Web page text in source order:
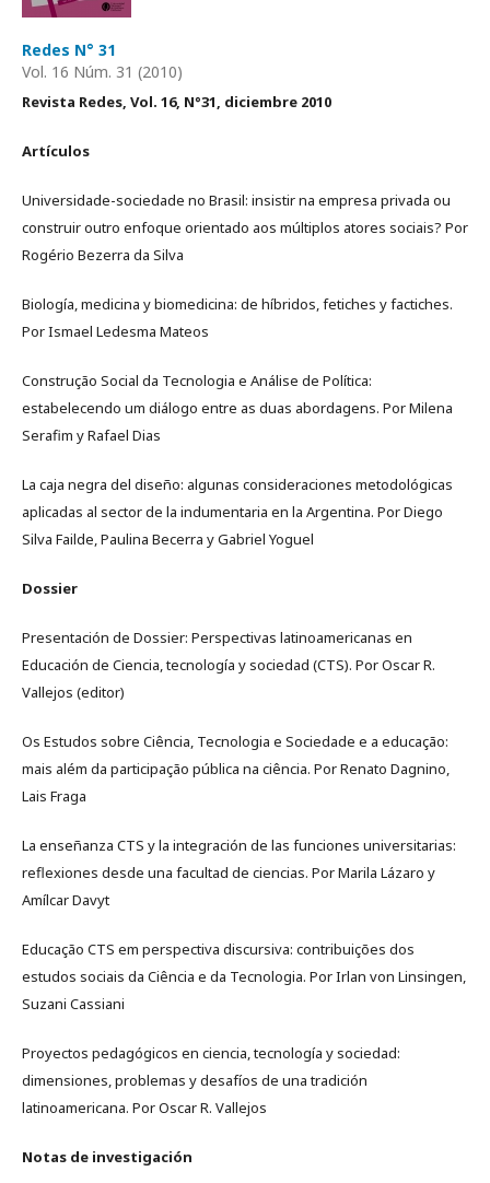
Redes N° 31
Vol. 16 Núm. 31 (2010)
Revista Redes, Vol. 16, N°31, diciembre 2010
Artículos
Universidade-sociedade no Brasil: insistir na empresa privada ou
construir outro enfoque orientado aos múltiplos atores sociais? Por
Rogério Bezerra da Silva
Biología, medicina y biomedicina: de híbridos, fetiches y factiches.
Por Ismael Ledesma Mateos
Construção Social da Tecnologia e Análise de Política:
estabelecendo um diálogo entre as duas abordagens. Por Milena
Serafim y Rafael Dias
La caja negra del diseño: algunas consideraciones metodológicas
aplicadas al sector de la indumentaria en la Argentina. Por Diego
Silva Failde, Paulina Becerra y Gabriel Yoguel
Dossier
Presentación de Dossier: Perspectivas latinoamericanas en
Educación de Ciencia, tecnología y sociedad (CTS). Por Oscar R.
Vallejos (editor)
Os Estudos sobre Ciência, Tecnologia e Sociedade e a educação:
mais além da participação pública na ciência. Por Renato Dagnino,
Lais Fraga
La enseñanza CTS y la integración de las funciones universitarias:
reflexiones desde una facultad de ciencias. Por Marila Lázaro y
Amílcar Davyt
Educação CTS em perspectiva discursiva: contribuições dos
estudos sociais da Ciência e da Tecnologia. Por Irlan von Linsingen,
Suzani Cassiani
Proyectos pedagógicos en ciencia, tecnología y sociedad:
dimensiones, problemas y desafíos de una tradición
latinoamericana. Por Oscar R. Vallejos
Notas de investigación